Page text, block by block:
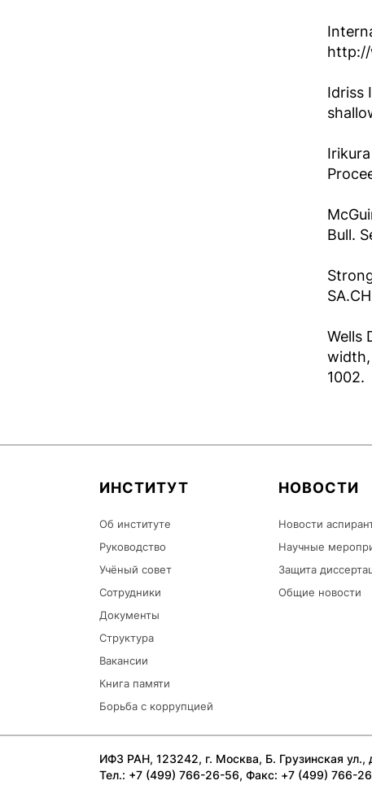
http://
Idriss
Bull.
Wells
width,
1002.
ИНСТИТУТ
Об институте
Руководство
Учёный совет
Сотрудники
Документы
Структура
Вакансии
Книга памяти
Борьба с коррупцией
НОВОСТИ
Новости
Научные
Защита
Общие новости
ИФЗ РАН, 123242, г. Москва, Б. Грузинская ул.,
Тел.: +7 (499) 766-26-56, Факс: +7 (499) 766-